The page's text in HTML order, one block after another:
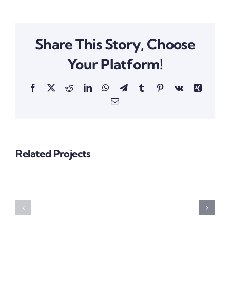
Share This Story, Choose
Your Platform!
Facebook
X RedditLinkedInWhatsApp
TelegramTumblrPinterestVk
Xing
Email
Related Projects
Financial
Growth
Project